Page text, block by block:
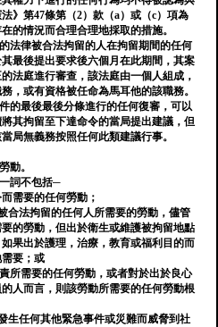
》第47條第（2）款（a）或（c）項為
的情況而合理合理地採取的措施。
法律被合法拘留的人在拘留期間的任何
最後提出要求後六個月在此期間，其案
法庭進行審查，該法庭由一個人組成，
，或有資格被任命為馬耳他的該職務。
的最後最後分條進行的任何復審，可以
其拘留至下達命令的當局提出建議，但
局無義務按照任何此類建議行事。
動。
詞不包括─
需要的任何勞動；
合法拘留的任何人所需要的勞動，儘管
的勞動，但出於衛生或維護被拘留地點
果出於護理，治療，教育或福利目的而
要；或
所需要的任何勞動，或者對於出於良心
人而言，則該勞動所需要的任何勞動根
生任何其他緊急事件或災難而威脅到社